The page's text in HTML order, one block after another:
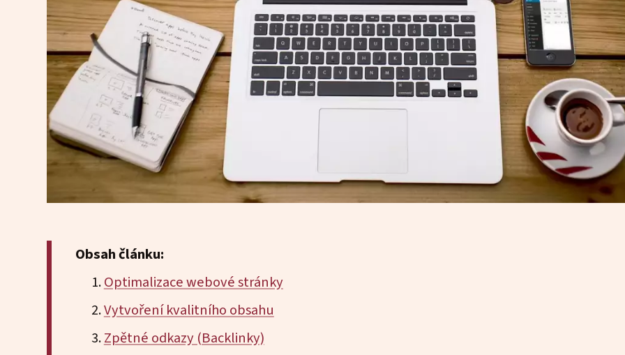
Obsah článku:
Optimalizace webové stránky
Vytvoření kvalitního obsahu
Zpětné odkazy (Backlinky)